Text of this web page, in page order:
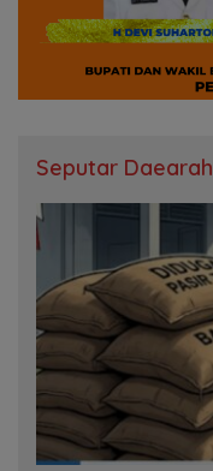
Seputar Daearah